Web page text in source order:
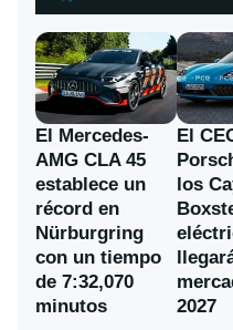
El Mercedes-
AMG CLA 45
establece un
récord en
Nürburgring
con un tiempo
de 7:32,070
minutos
El
los
2027